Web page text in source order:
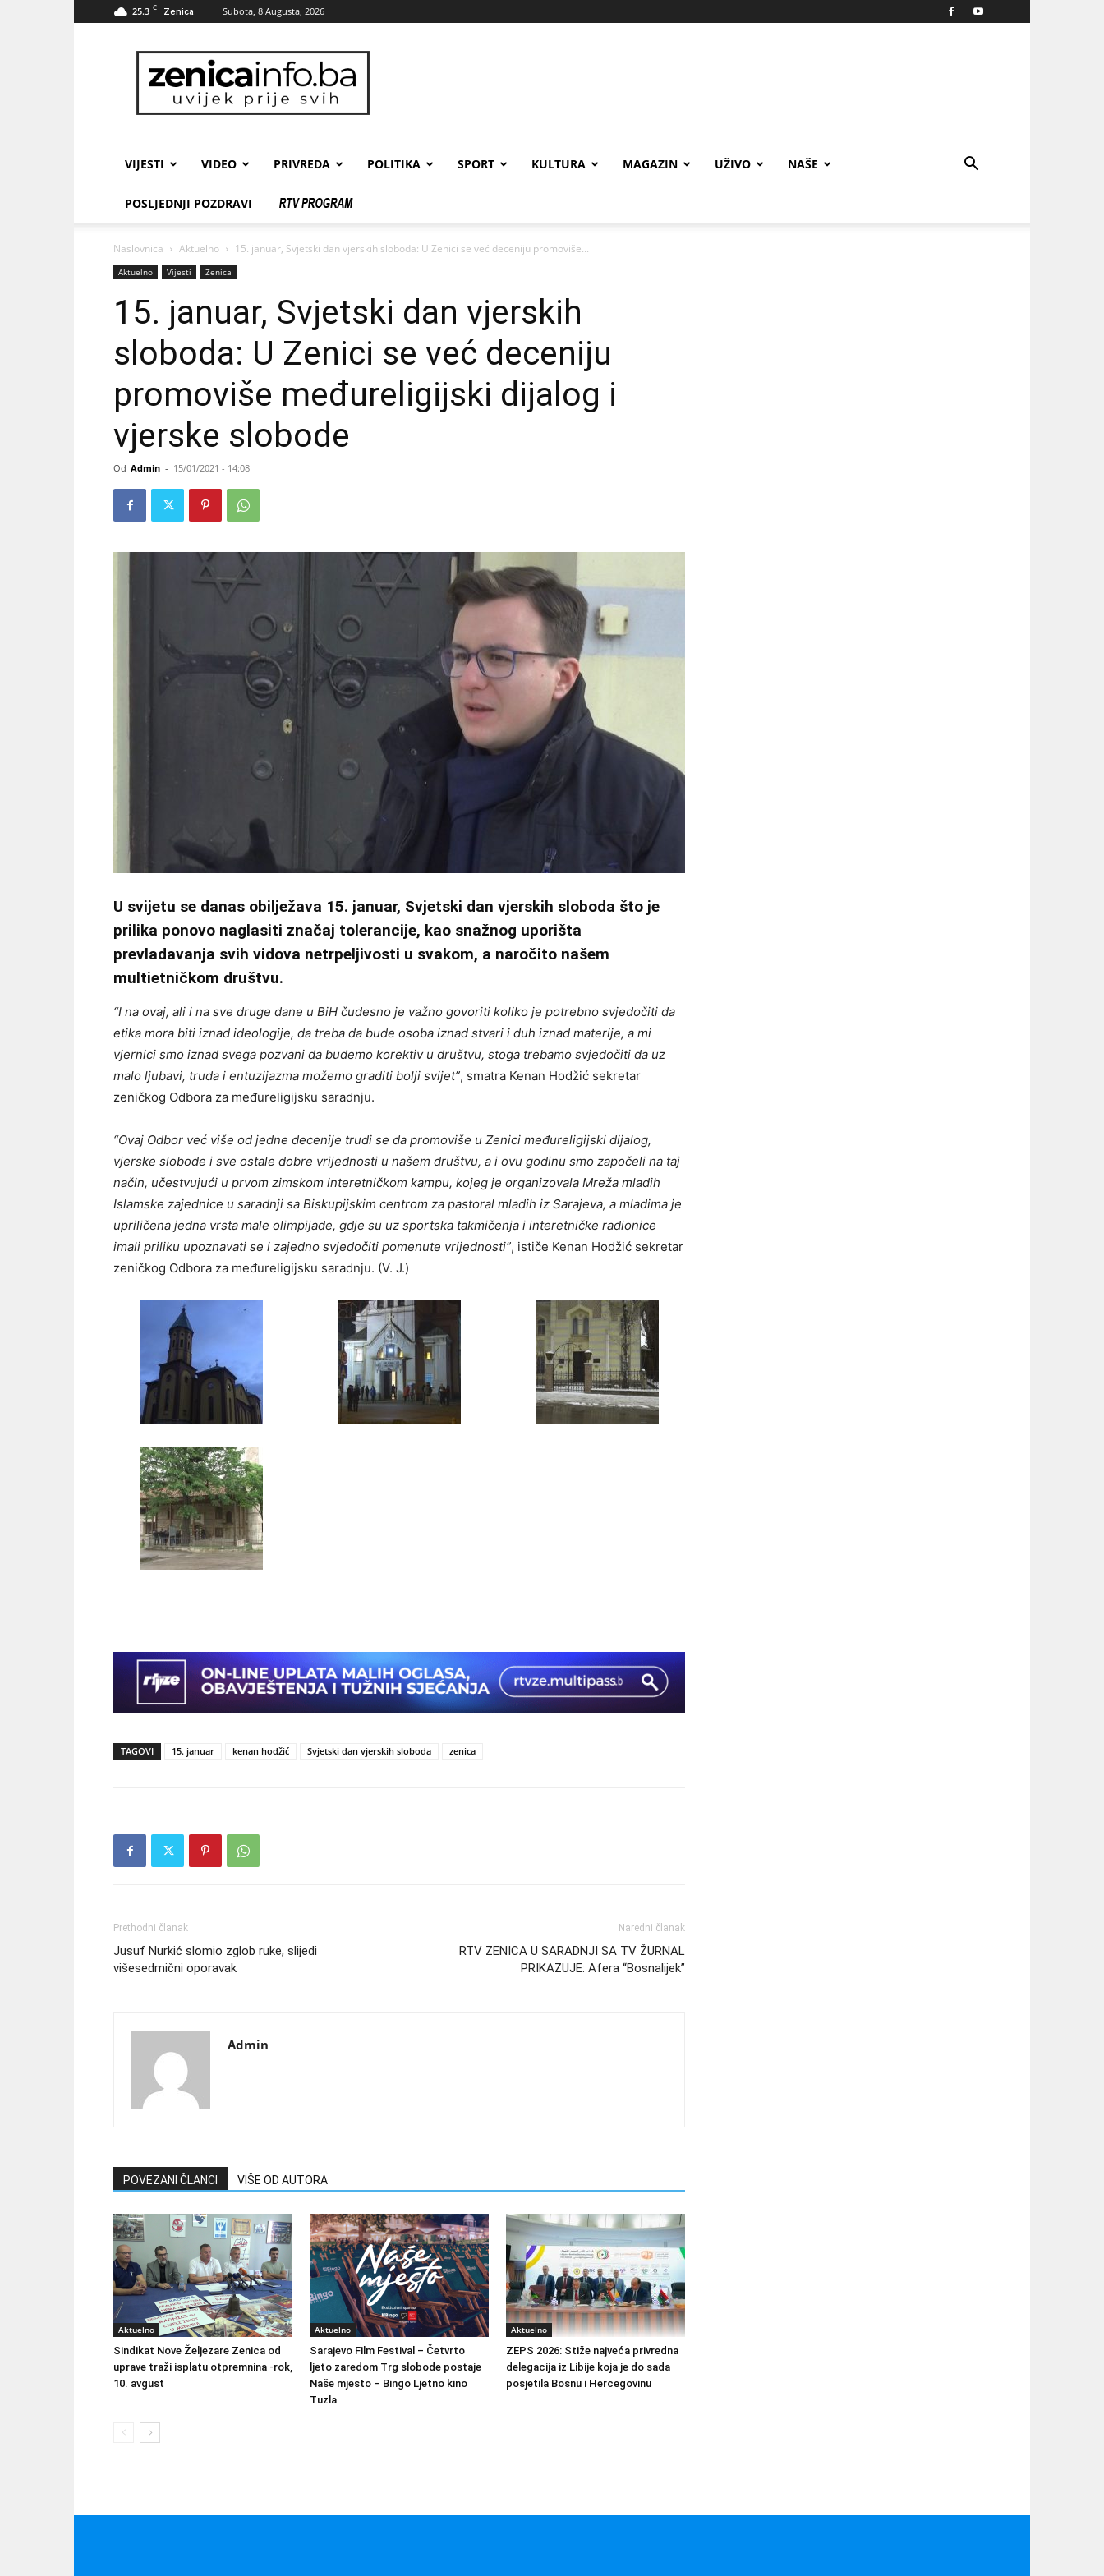
25.3 C Zenica Subota, 8 Augusta, 2026
zenicainfo.ba
VIJESTI VIDEO PRIVREDA POLITIKA SPORT KULTURA MAGAZIN UŽIVO NAŠE
POSLJEDNJI POZDRAVI
Naslovnica Aktuelno 15. januar, Svjetski dan vjerskih sloboda: U Zenici se već deceniju promoviše...
Aktuelno Vijesti Zenica
15. januar, Svjetski dan vjerskih
sloboda: U Zenici se već deceniju
promoviše međureligijski dijalog i
vjerske slobode
Od Admin - 15/01/2021 - 14:08
U svijetu se danas obilježava 15. januar, Svjetski dan vjerskih sloboda što je
prilika ponovo naglasiti značaj tolerancije, kao snažnog uporišta
prevladavanja svih vidova netrpeljivosti u svakom, a naročito našem
multietničkom društvu.
“I na ovaj, ali i na sve druge dane u BiH čudesno je važno govoriti koliko je potrebno svjedočiti da
etika mora biti iznad ideologije, da treba da bude osoba iznad stvari i duh iznad materije, a mi
vjernici smo iznad svega pozvani da budemo korektiv u društvu, stoga trebamo svjedočiti da uz
malo ljubavi, truda i entuzijazma možemo graditi bolji svijet”, smatra Kenan Hodžić sekretar
zeničkog Odbora za međureligijsku saradnju.
“Ovaj Odbor već više od jedne decenije trudi se da promoviše u Zenici međureligijski dijalog,
vjerske slobode i sve ostale dobre vrijednosti u našem društvu, a i ovu godinu smo započeli na taj
način, učestvujući u prvom zimskom interetničkom kampu, kojeg je organizovala Mreža mladih
Islamske zajednice u saradnji sa Biskupijskim centrom za pastoral mladih iz Sarajeva, a mladima je
upriličena jedna vrsta male olimpijade, gdje su uz sportska takmičenja i interetničke radionice
imali priliku upoznavati se i zajedno svjedočiti pomenute vrijednosti”, ističe Kenan Hodžić sekretar
zeničkog Odbora za međureligijsku saradnju. (V. J.)
TAGOVI 15. januar kenan hodžić Svjetski dan vjerskih sloboda zenica
Prethodni članak
Jusuf Nurkić slomio zglob ruke, slijedi
višesedmični oporavak
Naredni članak
RTV ZENICA U SARADNJI SA TV ŽURNAL
PRIKAZUJE: Afera “Bosnalijek”
Admin
POVEZANI ČLANCI VIŠE OD AUTORA
Aktuelno
Sindikat Nove Željezare Zenica od
uprave traži isplatu otpremnina -rok,
10. avgust
Aktuelno
Sarajevo Film Festival – Četvrto
ljeto zaredom Trg slobode postaje
Naše mjesto – Bingo Ljetno kino
Tuzla
Aktuelno
ZEPS 2026: Stiže najveća privredna
delegacija iz Libije koja je do sada
posjetila Bosnu i Hercegovinu